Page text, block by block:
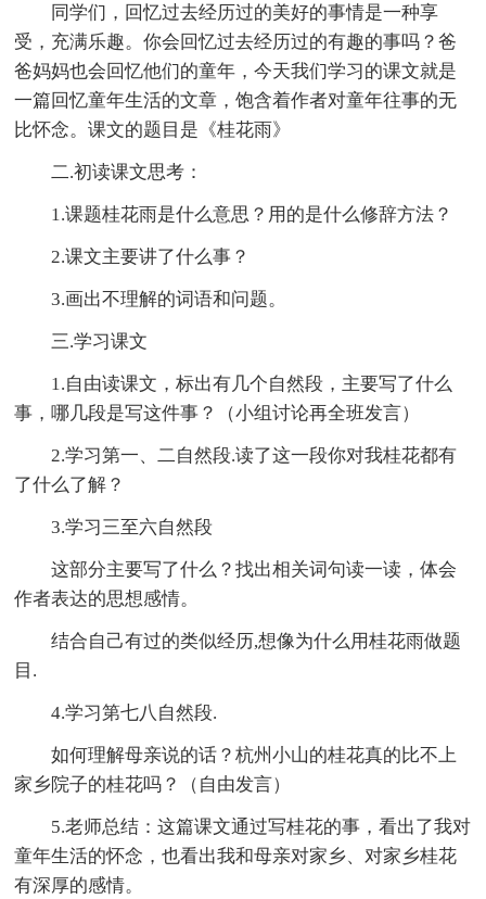
同学们，回忆过去经历过的美好的事情是一种享
受，充满乐趣。你会回忆过去经历过的有趣的事吗？爸
爸妈妈也会回忆他们的童年，今天我们学习的课文就是
一篇回忆童年生活的文章，饱含着作者对童年往事的无
比怀念。课文的题目是《桂花雨》
二.初读课文思考：
1.课题桂花雨是什么意思？用的是什么修辞方法？
2.课文主要讲了什么事？
3.画出不理解的词语和问题。
三.学习课文
1.自由读课文，标出有几个自然段，主要写了什么
事，哪几段是写这件事？（小组讨论再全班发言）
2.学习第一、二自然段.读了这一段你对我桂花都有
了什么了解？
3.学习三至六自然段
这部分主要写了什么？找出相关词句读一读，体会
作者表达的思想感情。
结合自己有过的类似经历,想像为什么用桂花雨做题
目.
4.学习第七八自然段.
如何理解母亲说的话？杭州小山的桂花真的比不上
家乡院子的桂花吗？（自由发言）
5.老师总结：这篇课文通过写桂花的事，看出了我对
童年生活的怀念，也看出我和母亲对家乡、对家乡桂花
有深厚的感情。